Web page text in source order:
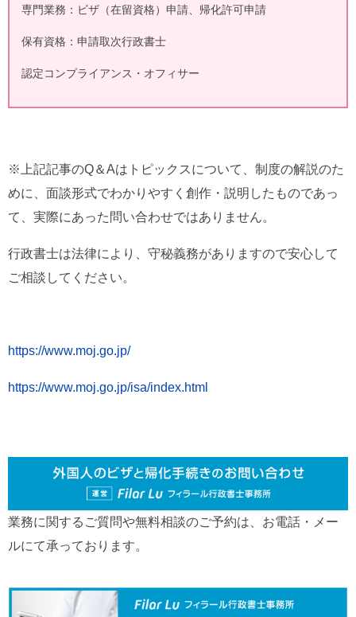
専門業務：ビザ（在留資格）申請、帰化許可申請
保有資格：申請取次行政書士
認定コンプライアンス・オフィサー
※上記記事のQ＆Aはトピックスについて、制度の解説のた
めに、面談形式でわかりやすく創作・説明したものであっ
て、実際にあった問い合わせではありません。
行政書士は法律により、守秘義務がありますので安心して
ご相談してください。
https://www.moj.go.jp/
https://www.moj.go.jp/isa/index.html
業務に関するご質問や無料相談のご予約は、お電話・メー
ルにて承っております。